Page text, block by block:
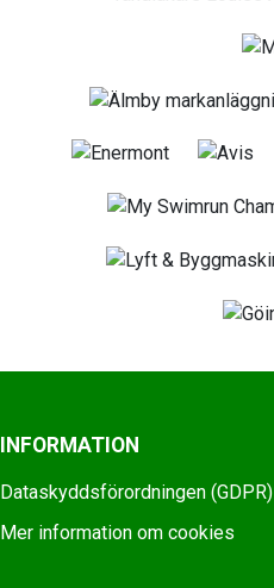
INFORMATION
Dataskyddsförordningen (GDPR)
Mer information om cookies